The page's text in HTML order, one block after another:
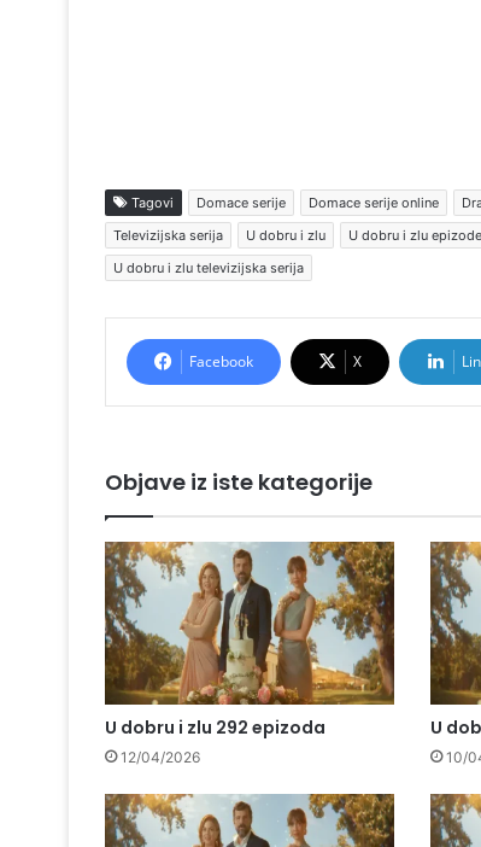
Tagovi Domace serije Domace serije online
Televizijska serija
U dobru i zlu U dobru i zlu epizode
U dobru i zlu televizijska serija
Facebook X
Objave iz iste kategorije
U dobru i zlu 292 epizoda
12/04/2026
U
10/